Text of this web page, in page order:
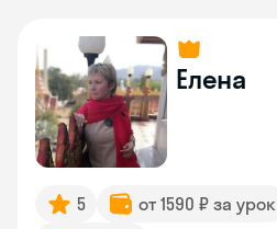
Елена
5 от 1590 ₽ за урок